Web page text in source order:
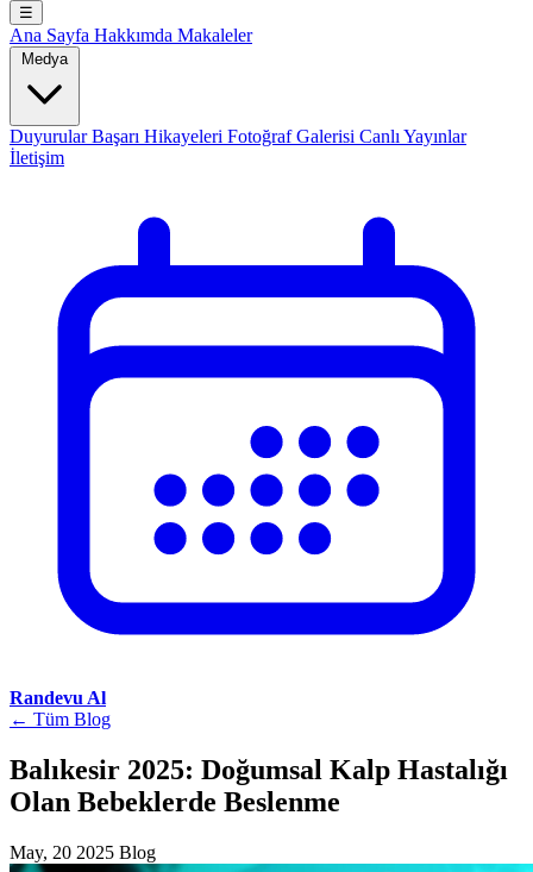
☰
Ana Sayfa Hakkımda Makaleler
Medya
DuyurularBaşarı Hikayeleri Fotoğraf Galerisi Canlı Yayınlar
İletişim
Randevu Al
← Tüm Blog
Balıkesir 2025: Doğumsal Kalp Hastalığı
Olan Bebeklerde Beslenme
May, 20 2025 Blog